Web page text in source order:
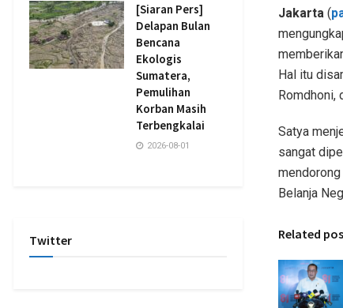
Jakarta (
Hal itu
Satya
sangat
mendorong
Belanja
Related
[Siaran Pers]
Delapan Bulan
Bencana
Ekologis
Sumatera,
Pemulihan
Korban Masih
Terbengkalai
2026-08-01
Twitter